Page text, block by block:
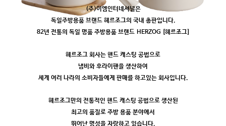
(주)이엠인터네셔널은
독일주방용품 브랜드 헤르조그의 국내 총판입니다.
82년 전통의 독일 명품 주방용품 브랜드 HERZOG [헤르조그]
헤르조그 회사는 핸드 캐스팅 공법으로
냄비와 후라이팬을 생산하여
세계 여러 나라의 소비자들에게 판매를 하고있는 회사입니다.
헤르조그만의 전통적인 핸드 캐스팅 공법으로 생산된
최고의 품질로 주방 용품 분야에서
뛰어난 명성을 자랑하고 있습니다.